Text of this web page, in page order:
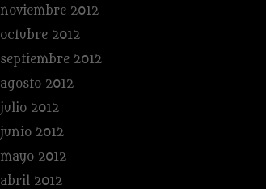
noviembre 2012
octubre 2012
septiembre 2012
agosto 2012
julio 2012
junio 2012
mayo 2012
abril 2012